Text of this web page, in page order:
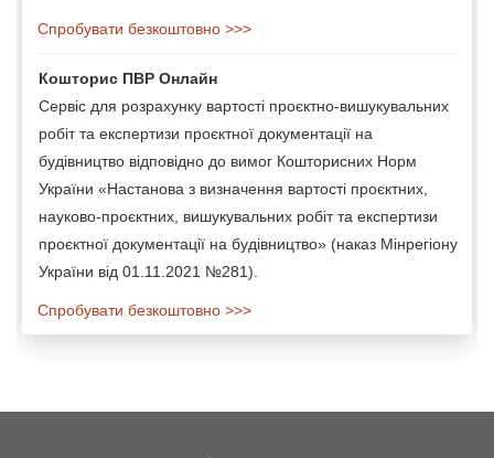
Спробувати безкоштовно >>>
Кошторис ПВР Онлайн
Сервіс для розрахунку вартості проєктно-вишукувальних
робіт та експертизи проєктної документації на
будівництво відповідно до вимог Кошторисних Норм
України «Настанова з визначення вартості проєктних,
науково-проєктних, вишукувальних робіт та експертизи
проєктної документації на будівництво» (наказ Мінрегіону
України від 01.11.2021 №281).
Спробувати безкоштовно >>>